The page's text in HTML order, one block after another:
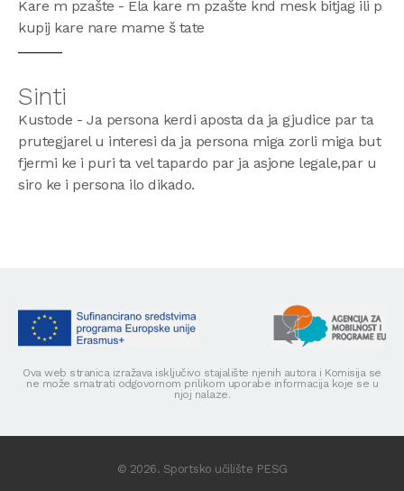
Kare m pzašte - Ela kare m pzašte knd mesk bitjag ili p
kupij kare nare mame š tate
Sinti
Kustode - Ja persona kerdi aposta da ja gjudice par ta
prutegjarel u interesi da ja persona miga zorli miga but
fjermi ke i puri ta vel tapardo par ja asjone legale,par u
siro ke i persona ilo dikado.
Ova web stranica izražava isključivo stajalište njenih autora i Komisija se
ne može smatrati odgovornom prilikom uporabe informacija koje se u
njoj nalaze.
© 2026. Sportsko učilište PESG